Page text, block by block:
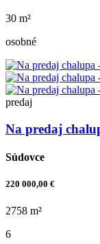
30 m²
osobné
predaj
Na predaj
Súdovce
220 000,00 €
2758 m²
6